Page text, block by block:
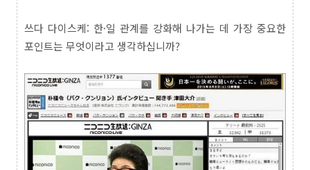
쓰다 다이스케: 한·일 관계를 강화해 나가는 데 가장 중요한
포인트는 무엇이라고 생각하십니까?